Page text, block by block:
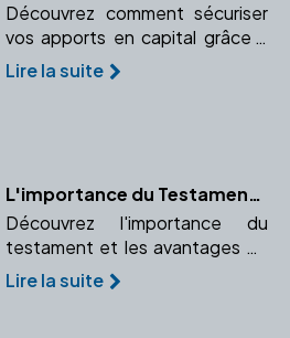
Découvrez comment sécuriser
vos apports en capital grâce à
l'expertise d'un notaire.
Apprenez à protéger vos biens
Lire la suite
L'importance du Testament et les Avantages de le Rédiger avec un Notaire
Découvrez l'importance du
testament et les avantages de
le rédiger avec un notaire pour
éviter les litiges.
Lire la suite